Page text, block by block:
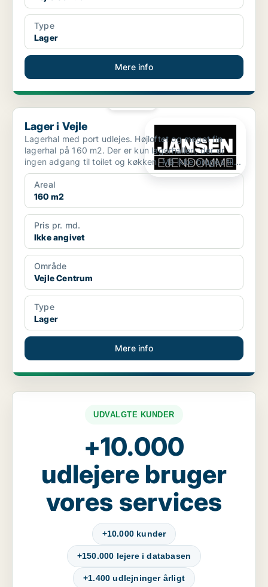
Type
Lager
Mere info
Lager i Vejle
Lager i Vejle
Lagerhal med port udlejes. Højloftet og meget fin
lagerhal på 160 m2. Der er kun lagerhallen, der er
ingen adgang til toilet og køkken. Må ikke bruges til...
Areal
160 m2
Pris pr. md.
Ikke angivet
Område
Vejle Centrum
Type
Lager
Mere info
UDVALGTE KUNDER
+10.000
udlejere bruger
vores services
+10.000 kunder
+150.000 lejere i databasen
+1.400 udlejninger årligt